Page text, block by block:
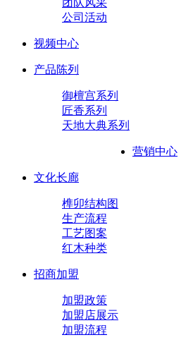
公司活动
视频中心
产品陈列
御檀宫系列
匠香系列
天地大典系列
营销中心
文化长廊
榫卯结构图
生产流程
工艺图案
红木种类
招商加盟
加盟政策
加盟店展示
加盟流程